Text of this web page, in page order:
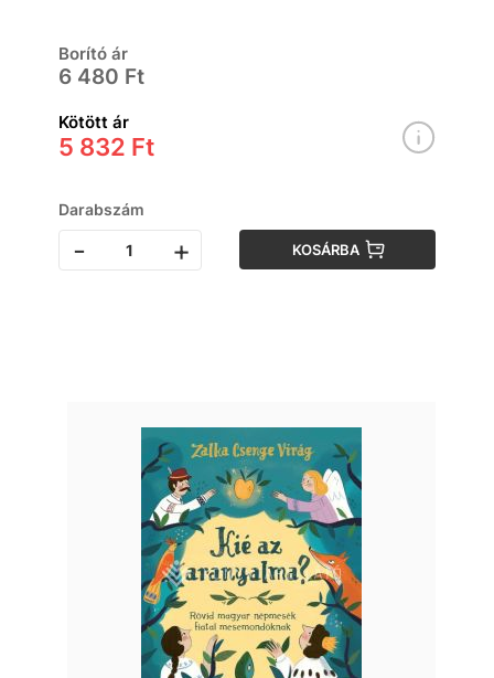
Borító ár
6 480 Ft
Kötött ár
5 832 Ft
Darabszám
- + KOSÁRBA